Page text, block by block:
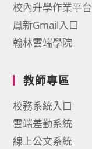
校內升學作業平台
鳳新Gmail入口
翰林雲端學院
教師專區
校務系統入口
雲端差勤系統
線上公文系統